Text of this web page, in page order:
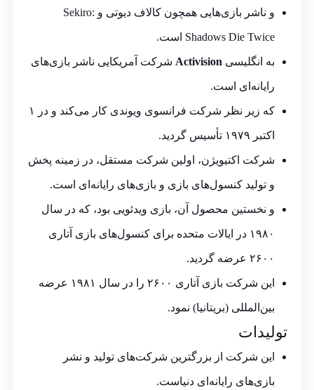
و ناشر بازی‌هایی همچون کالاف دیوتی و Sekiro:
Shadows Die Twice است.
به انگلیسی Activision شرکت آمریکایی ناشر بازی‌های
رایانه‌ای است.
که زیر نظر شرکت فرانسوی ویوندی کار می‌کند و در ۱
اکتبر ۱۹۷۹ تأسیس گردید.
شرکت اکتیویژن، اولین شرکت مستقل، در زمینه پخش
و تولید کنسول‌های بازی و بازی‌های رایانه‌ای است.
و نخستین محصول آن، بازی ویدئویی بود، که در سال
۱۹۸۰ در ایالات متحده برای کنسول‌های بازی آتاری
۲۶۰۰ عرضه گردید.
این شرکت بازی آتاری ۲۶۰۰ را در سال ۱۹۸۱ عرضه
بین‌المللی (بریتانیا) نمود.
تولیدات
این شرکت از بزرگترین شرکت‌های تولید و نشر
بازی‌های رایانه‌ای دنیاست.